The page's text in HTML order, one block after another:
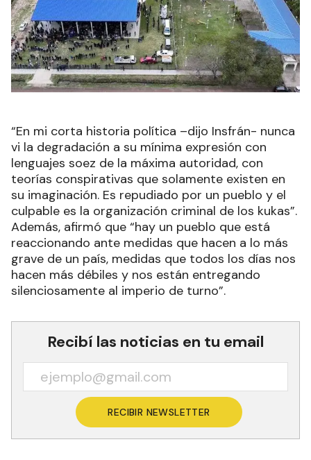
“En mi corta historia política –dijo Insfrán- nunca
vi la degradación a su mínima expresión con
lenguajes soez de la máxima autoridad, con
teorías conspirativas que solamente existen en
su imaginación. Es repudiado por un pueblo y el
culpable es la organización criminal de los kukas”.
Además, afirmó que “hay un pueblo que está
reaccionando ante medidas que hacen a lo más
grave de un país, medidas que todos los días nos
hacen más débiles y nos están entregando
silenciosamente al imperio de turno”.
Recibí las noticias en tu email
RECIBIR NEWSLETTER